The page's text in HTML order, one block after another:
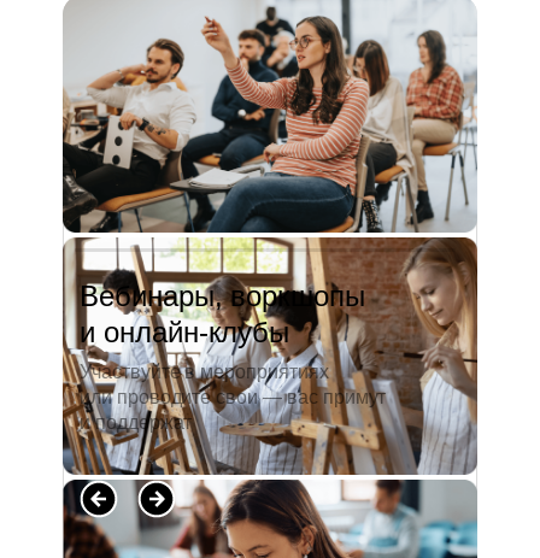
Вебинары, воркшопы
и онлайн-клубы
Участвуйте в мероприятиях
или проводите свои — вас примут
и поддержат
педагогический университет, пошла
преподавать в школу. Проработав в ней
5 лет, я поняла, что нужно двигать...
Читать полностью →